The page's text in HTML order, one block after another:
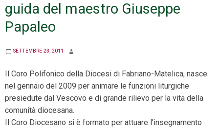
guida del maestro Giuseppe
Papaleo
SETTEMBRE 23, 2011
Il Coro Polifonico della Diocesi di Fabriano-Matelica, nasce
nel gennaio del 2009 per animare le funzioni liturgiche
presiedute dal Vescovo e di grande rilievo per la vita della
comunità diocesana.
Il Coro Diocesano si è formato per attuare l’insegnamento